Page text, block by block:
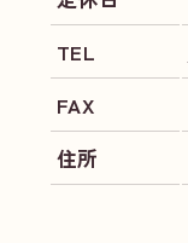
TEL
FAX
住所